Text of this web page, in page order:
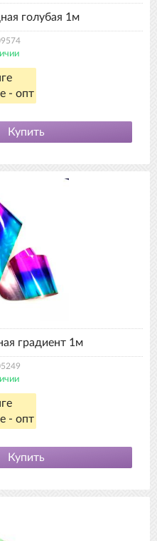
голубая 1м
- опт
Купить
градиент 1м
- опт
Купить